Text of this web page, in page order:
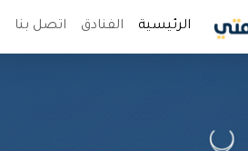
الرئيسية الفنادق اتصل بنا